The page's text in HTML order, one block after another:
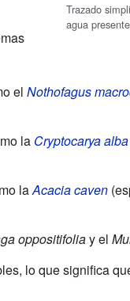
Trazado
agua
el Nothofagus
la Cryptocarya alba
laAcacia caven
oppositifoliay el
lo que significa